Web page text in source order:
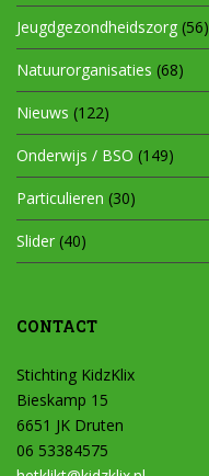
Jeugdgezondheidszorg (56)
Natuurorganisaties (68)
Nieuws (122)
Onderwijs / BSO (149)
Particulieren (30)
Slider (40)
CONTACT
Stichting KidzKlix
Bieskamp 15
6651 JK Druten
06 53384575